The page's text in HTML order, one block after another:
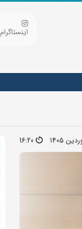
اینستاگرام
16:20